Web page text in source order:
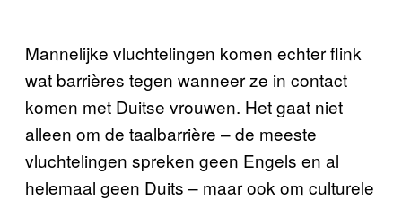
Mannelijke vluchtelingen komen echter flink
wat barrières tegen wanneer ze in contact
komen met Duitse vrouwen. Het gaat niet
alleen om de taalbarrière – de meeste
vluchtelingen spreken geen Engels en al
helemaal geen Duits – maar ook om culturele